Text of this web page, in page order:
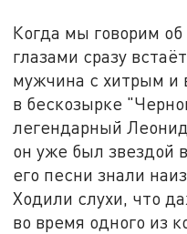
Когда мы говорим об
глазами сразу
мужчина с хитрым и
в бескозырке
легендарный
он уже был звездой
его песни знали
Ходили слухи, что
во время одного из